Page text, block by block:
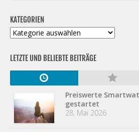
KATEGORIEN
Kategorien
LETZTE UND BELIEBTE BEITRÄGE
Preiswerte
gestartet
28. Mai 2026